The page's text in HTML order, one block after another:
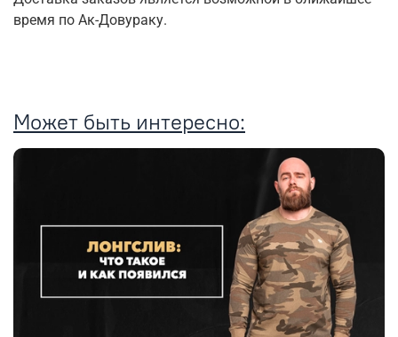
время по Ак-Довураку.
Может быть интересно: